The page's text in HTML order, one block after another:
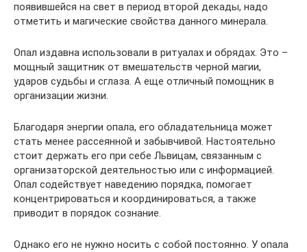
появившейся на свет в период второй декады, надо
отметить и магические свойства данного минерала.
Опал издавна использовали в ритуалах и обрядах. Это –
мощный защитник от вмешательств черной магии,
ударов судьбы и сглаза. А еще отличный помощник в
организации жизни.
Благодаря энергии опала, его обладательница может
стать менее рассеянной и забывчивой. Настоятельно
стоит держать его при себе Львицам, связанным с
организаторской деятельностью или с информацией.
Опал содействует наведению порядка, помогает
концентрироваться и координироваться, а также
приводит в порядок сознание.
Однако его не нужно носить с собой постоянно. У опала